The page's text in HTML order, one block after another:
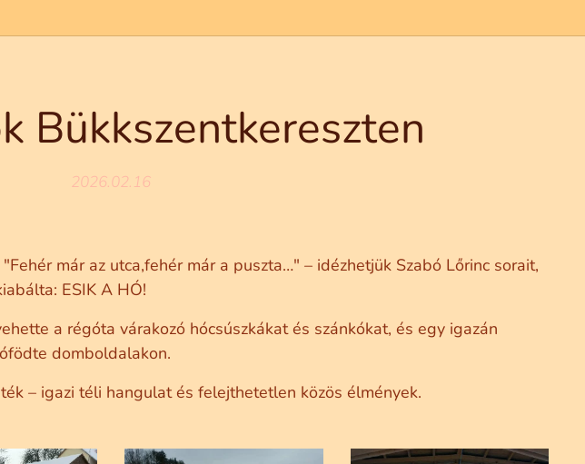
Bükkszentkereszten
2026.02.16
már az utca,fehér már a puszta…" – idézhetjük Szabó Lőrinc sorait,
ESIK A HÓ!
a régóta várakozó hócsúszkákat és szánkókat, és egy igazán
domboldalakon.
– igazi téli hangulat és felejthetetlen közös élmények.